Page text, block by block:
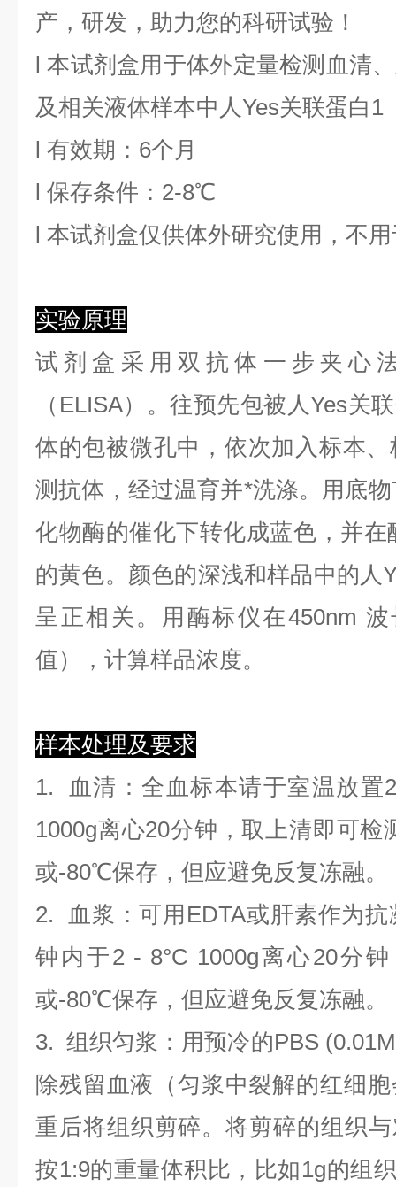
产，研发，助力您的科研试验！
l本试剂盒用于体外定量检测血清
及相关液体样本中 人Yes关联蛋白1
l 有效期：6个月
l 保存条件： 2-8℃
l 本试剂盒仅供体外研究使用，不
实验原理
试剂盒采用双抗体一步夹心
（ELISA）。往预先包被人Yes关
体的包被微孔中，依次加入标本
测抗体，经过温育并*洗涤。用底
化物酶的催化下转化成蓝色，并
的黄色。颜色的深浅和样品中的人
呈正相关。用酶标仪在450nm
值），计算样品浓度。
样本处理及要求
1.
血清 ：全血标本请于室温放
1000g离心20分钟，取上清即可
或-80℃保存，但应避免反复冻融。
2.
血浆 ：可用EDTA或肝素作为
钟内于2 - 8°C 1000g离心20分
或-80℃保存，但应避免反复冻融。
3.组织匀浆 ：用预冷的PBS
除残留血液（匀浆中裂解的红细
重后将组织剪碎。将剪碎的组织
按1:9的重量体积比，比如1g的组